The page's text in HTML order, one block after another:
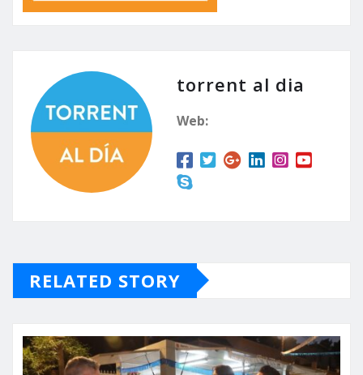
torrent al dia
Web:
RELATED STORY